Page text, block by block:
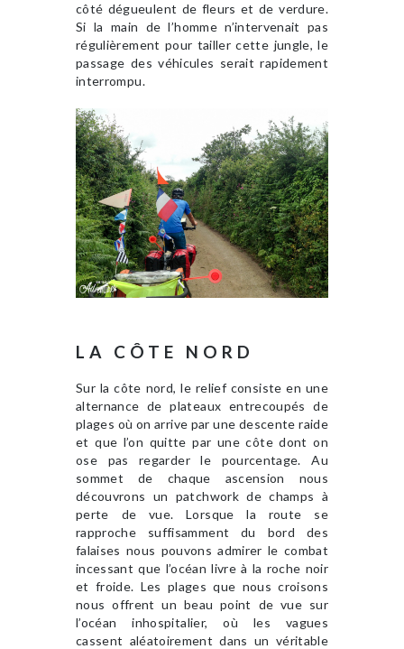
côté dégueulent de fleurs et de verdure.
Si la main de l’homme n’intervenait pas
régulièrement pour tailler cette jungle, le
passage des véhicules serait rapidement
interrompu.
LA CÔTE NORD
Sur la côte nord, le relief consiste en une
alternance de plateaux entrecoupés de
plages où on arrive par une descente raide
et que l’on quitte par une côte dont on
ose pas regarder le pourcentage. Au
sommet de chaque ascension nous
découvrons un patchwork de champs à
perte de vue. Lorsque la route se
rapproche suffisamment du bord des
falaises nous pouvons admirer le combat
incessant que l’océan livre à la roche noir
et froide. Les plages que nous croisons
nous offrent un beau point de vue sur
l’océan inhospitalier, où les vagues
cassent aléatoirement dans un véritable